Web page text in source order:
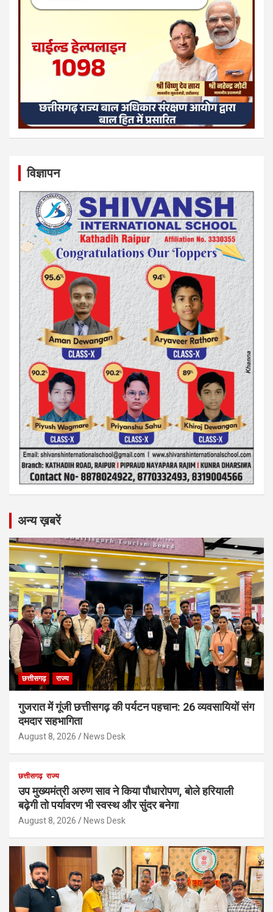
विज्ञापन
अन्य ख़बरें
छत्तीसगढ़ राज्य
गुजरात में गूंजी छत्तीसगढ़ की पर्यटन पहचान: 26 व्यवसायियों संग
दमदार सहभागिता
August 8, 2026 News Desk
छत्तीसगढ़ राज्य
उप मुख्यमंत्री अरुण साव ने किया पौधारोपण, बोले हरियाली
बढ़ेगी तो पर्यावरण भी स्वस्थ और सुंदर बनेगा
August 8, 2026 News Desk